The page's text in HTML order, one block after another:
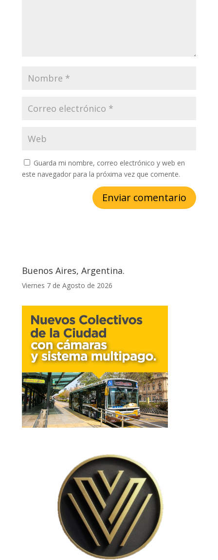
Guarda mi nombre, correo electrónico y web en
este navegador para la próxima vez que comente.
Buenos Aires, Argentina.
Viernes 7 de Agosto de 2026